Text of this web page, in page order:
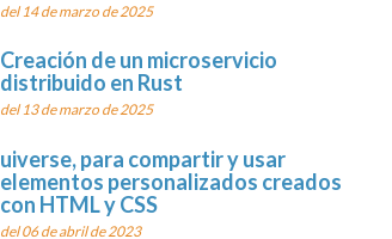
del 14 de marzo de 2025
Creación de un microservicio
distribuido en Rust
del 13 de marzo de 2025
uiverse, para compartir y usar
elementos personalizados creados
con HTML y CSS
del 06 de abril de 2023